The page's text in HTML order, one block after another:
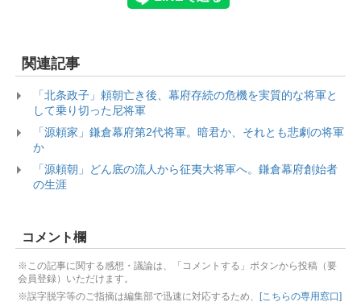
関連記事
「北条政子」頼朝亡き後、幕府存続の危機を実質的な将軍と
して乗り切った尼将軍
「源頼家」鎌倉幕府第2代将軍。暗君か、それとも悲劇の将軍
か
「源頼朝」どん底の流人から征夷大将軍へ。鎌倉幕府創始者
の生涯
コメント欄
※この記事に関する感想・議論は、「コメントする」ボタンから投稿（要
会員登録）いただけます。
※誤字脱字等のご指摘は編集部で迅速に対応するため、
[こちらの専用窓口]